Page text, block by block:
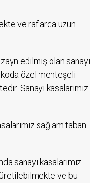
ve raflarda uzun
edilmiş olan sanayi
koda özel menteşeli
Sanayi kasalarımız
sağlam taban
sanayi kasalarımız
ve bu